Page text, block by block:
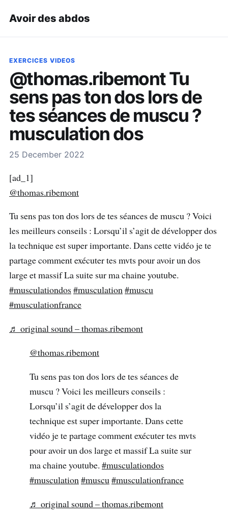
Avoir des abdos
EXERCICES VIDEOS
@thomas.ribemont Tu
sens pas ton dos lors de
tes séances de muscu ?
musculation dos
25 December 2022
[ad_1]
@thomas.ribemont
Tu sens pas ton dos lors de tes séances de muscu ? Voici
les meilleurs conseils : Lorsqu’il s’agit de développer dos
la technique est super importante. Dans cette vidéo je te
partage comment exécuter tes mvts pour avoir un dos
large et massif La suite sur ma chaine youtube.
#musculationdos#musculation#muscu
#musculationfrance
♬ original sound – thomas.ribemont
@thomas.ribemont
Tu sens pas ton dos lors de tes séances de
muscu ? Voici les meilleurs conseils :
Lorsqu’il s’agit de développer dos la
technique est super importante. Dans cette
vidéo je te partage comment exécuter tes mvts
pour avoir un dos large et massif La suite sur
ma chaine youtube. #musculationdos
#musculation#muscu#musculationfrance
♬ original sound – thomas.ribemont